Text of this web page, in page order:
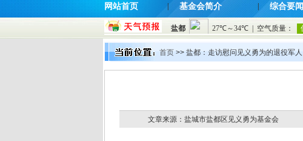
网站首页 基金会简介 综合要闻
首页 >> 盐都：走访慰问见义勇为的退役军人
文章来源：盐城市盐都区见义勇为基金会